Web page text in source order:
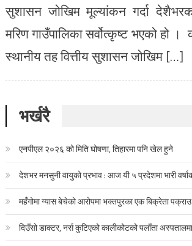
सुशासन जोखिम मूल्यांकन गर्दा
मरिण गाउँपालिका सर्वोत्कृष्ट भएको हो ।
स्थानीय तह वित्तीय सुशासन जोखिम […]
भर्खरै
एनपीएल २०२६ को मिति घोषणा, तिहारमा पनि खेल हुने
देशभर मनसुनी वायुको प्रभाव : आज यी ५ प्रदेशमा भारी
महँगोमा ग्यास बेचेको आरोपमा भक्तपुरका एक बिक्रेता पक्राउ
दिउँसो डाक्टर, नर्स कुटिएको कालीकोटको पलाँता